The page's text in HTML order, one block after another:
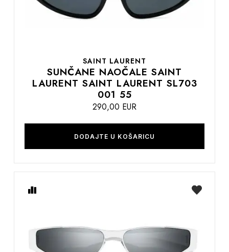
SAINT LAURENT
SUNČANE NAOČALE SAINT
LAURENT SAINT LAURENT SL703
001 55
290,00 EUR
DODAJTE U KOŠARICU
želja